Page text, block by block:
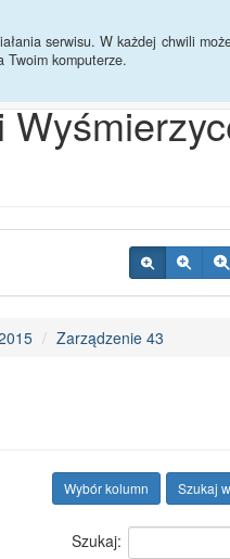
serwisu. W każdej chwili
Twoim komputerze.
Przycisk wyszukaj duży
Zarządzenie 43
Szukaj
Wybór kolumn
Szukaj: